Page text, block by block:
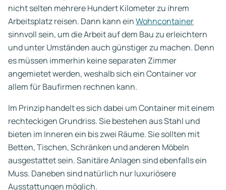
nicht selten mehrere Hundert Kilometer zu ihrem
Arbeitsplatz reisen. Dann kann einWohncontainer
sinnvoll sein, um die Arbeit auf dem Bau zu erleichtern
und unter Umständen auch günstiger zu machen. Denn
es müssen immerhin keine separaten Zimmer
angemietet werden, weshalb sich ein Container vor
allem für Baufirmen rechnen kann.
Im Prinzip handelt es sich dabei um Container mit einem
rechteckigen Grundriss. Sie bestehen aus Stahl und
bieten im Inneren ein bis zwei Räume. Sie sollten mit
Betten, Tischen, Schränken und anderen Möbeln
ausgestattet sein. Sanitäre Anlagen sind ebenfalls ein
Muss. Daneben sind natürlich nur luxuriösere
Ausstattungen möglich.